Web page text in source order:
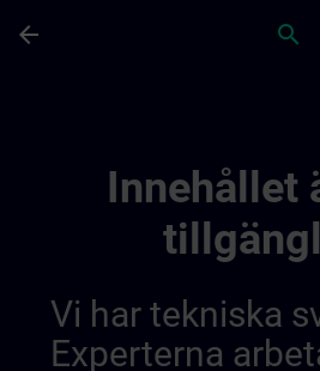
arrow_back search
Innehållet
Vi har tekniska
Experterna